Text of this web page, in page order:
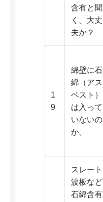
含有と聞
く。大丈
夫か？
1
9
綿壁に石
綿（アス
ベスト）
は入って
いないの
か。
スレート
波板など
石綿含有